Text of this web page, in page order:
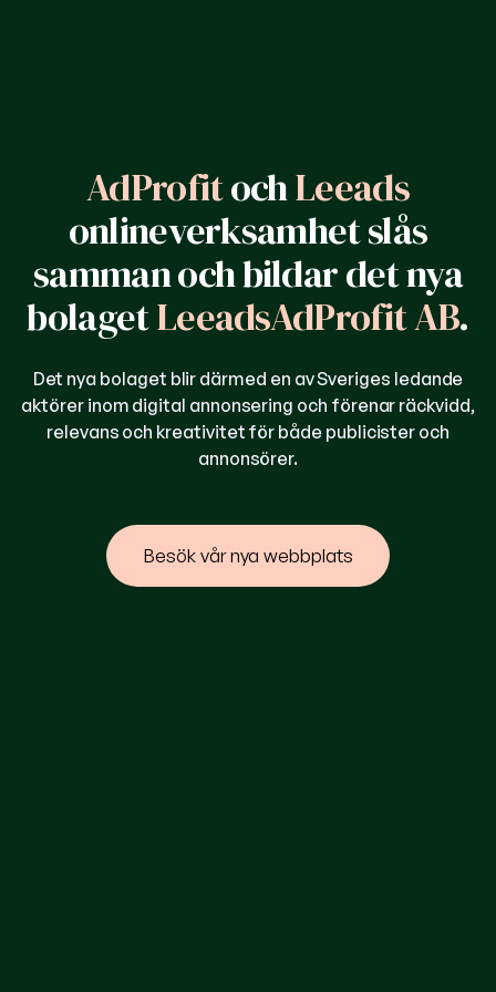
AdProfitochLeeads
onlineverksamhet slås
samman och bildar det nya
bolagetLeeadsAdProfit AB.
Det nya bolaget blir därmed en av Sveriges ledande
aktörer inom digital annonsering och förenar räckvidd,
relevans och kreativitet för både publicister och
annonsörer.
Besök vår nya webbplats